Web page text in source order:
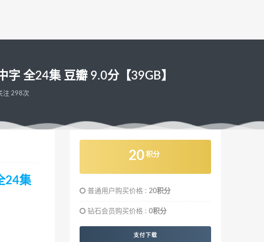
全24集 豆瓣 9.0分【39GB】
注 298次
24集
20 积分
普通用户购买价格 : 20积分
钻石会员购买价格 : 0积分
支付下载